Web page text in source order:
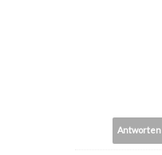
Antworten